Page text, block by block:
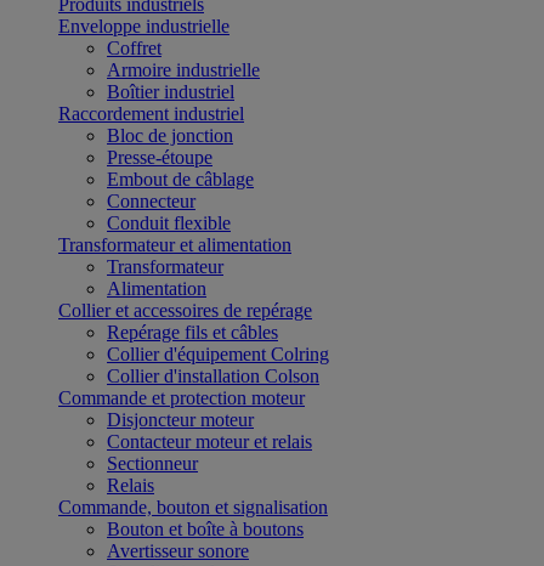
Produits industriels
Enveloppe industrielle
Coffret
Armoire industrielle
Boîtier industriel
Raccordement industriel
Bloc de jonction
Presse-étoupe
Embout de câblage
Connecteur
Conduit flexible
Transformateur et alimentation
Transformateur
Alimentation
Collier et accessoires de repérage
Repérage fils et câbles
Collier d'équipement Colring
Collier d'installation Colson
Commande et protection moteur
Disjoncteur moteur
Contacteur moteur et relais
Sectionneur
Relais
Commande, bouton et signalisation
Bouton et boîte à boutons
Avertisseur sonore